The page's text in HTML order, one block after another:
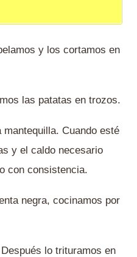
y los cortamos en
las patatas en trozos.
Cuando esté
y el caldo necesario
con consistencia.
negra, cocinamos por
lo trituramos en